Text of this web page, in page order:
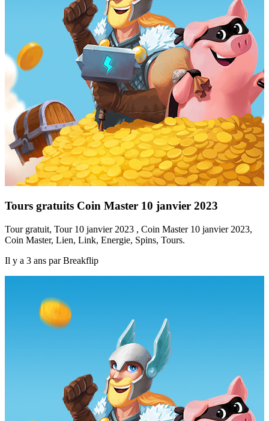
Tours gratuits Coin Master 10 janvier 2023
Tour gratuit, Tour 10 janvier 2023 , Coin Master 10 janvier 2023,
Coin Master, Lien, Link, Energie, Spins, Tours.
Il y a 3 ans par Breakflip